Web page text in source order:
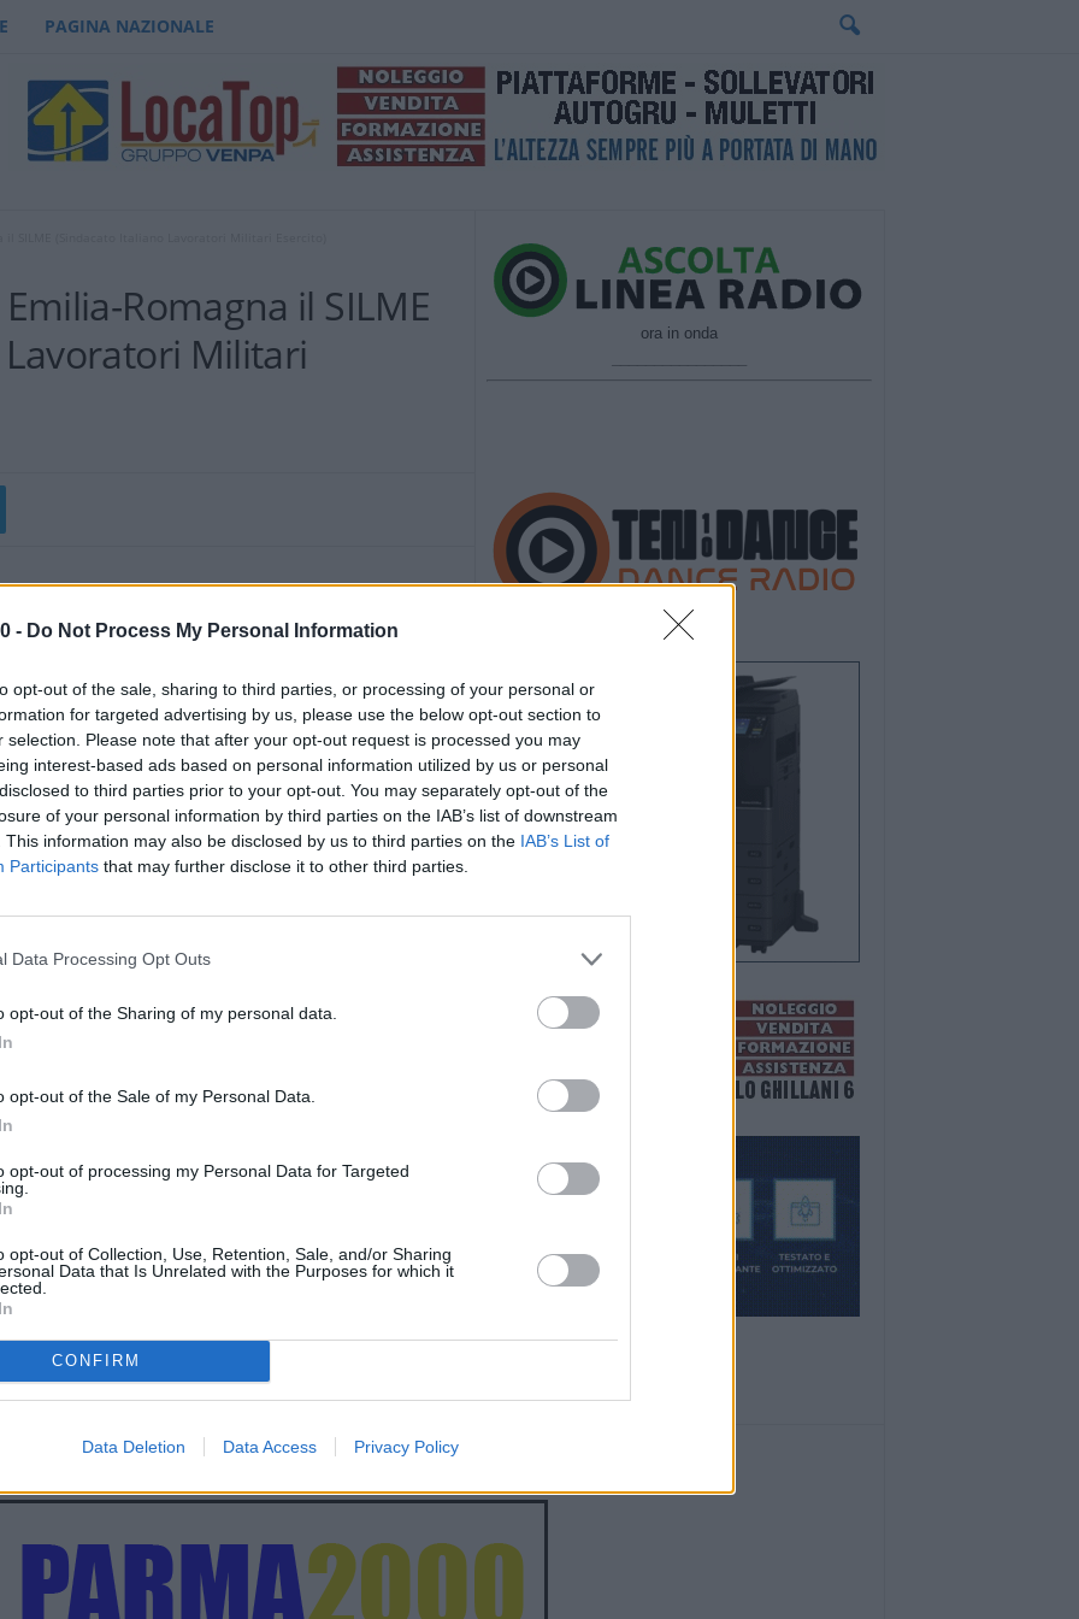
- Do Not Process My Personal Information
opt-out of the sale, sharing to third parties, or processing of your personal or
for targeted advertising by us, please use the below opt-out section to
selection. Please note that after your opt-out request is processed you may
interest-based ads based on personal information utilized by us or personal
to third parties prior to your opt-out. You may separately opt-out of the
of your personal information by third parties on the IAB’s list of downstream
This information may also be disclosed by us to third parties on the IAB’s List of
Participants that may further disclose it to other third parties.
Data Processing Opt Outs
opt-out of the Sharing of my personal data.
opt-out of the Sale of my Personal Data.
opt-out of processing my Personal Data for Targeted
opt-out of Collection, Use, Retention, Sale, and/or Sharing
Data that Is Unrelated with the Purposes for which it
CONFIRM
Data Deletion Data Access Privacy Policy
PAGINA NAZIONALE
Romagna il SILME
Militari
Sindacato Italiano Lavoratori Militari Esercito. La
Rinaldo Granieri, militare in servizio presso il 7°
sindacato. L’attuale sede del SILME si trova presso
ha già intrapreso una fattiva collaborazione. Questa
la rappresentanza del SILME anche attraverso la
i servizi della Cgil.
del Ministro della Difesa, promuove i diritti di tutte le
lavoro come strumento necessario alla crescita e
contribuendo ad estendere tali prerogative in ogni
o di status sociale. “A Granieri vanno i nostri più
nella realtà riminese e regionale, sicuri del suo operato
sindacato dei militari, quale contributo per elevare le
garantire il diritto e la sicurezza dei militari italiani”,
del SILME. “Il mio passato nella rappresentanza
di dotare anche gli appartenenti alle forze armate
di tutti gli strumenti idonei a garantire il pieno esercizio
ora in onda